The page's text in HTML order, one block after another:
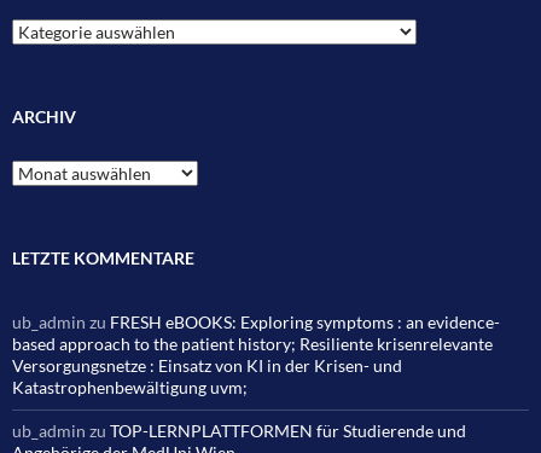
Kategorien
ARCHIV
Archiv
LETZTE KOMMENTARE
ub_admin zu FRESH eBOOKS: Exploring symptoms : an evidence-
based approach to the patient history; Resiliente krisenrelevante
Versorgungsnetze : Einsatz von KI in der Krisen- und
Katastrophenbewältigung uvm;
ub_admin zu TOP-LERNPLATTFORMEN für Studierende und